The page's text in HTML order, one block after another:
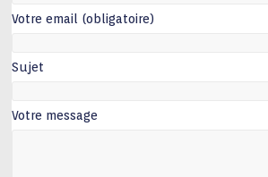
Votre email (obligatoire)
Sujet
Votre message